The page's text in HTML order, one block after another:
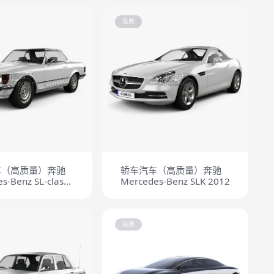
高质量）奔驰
Benz SL-class
免费
轿车汽车（高质量）奔驰
Mercedes-Benz SLK 2012
免费